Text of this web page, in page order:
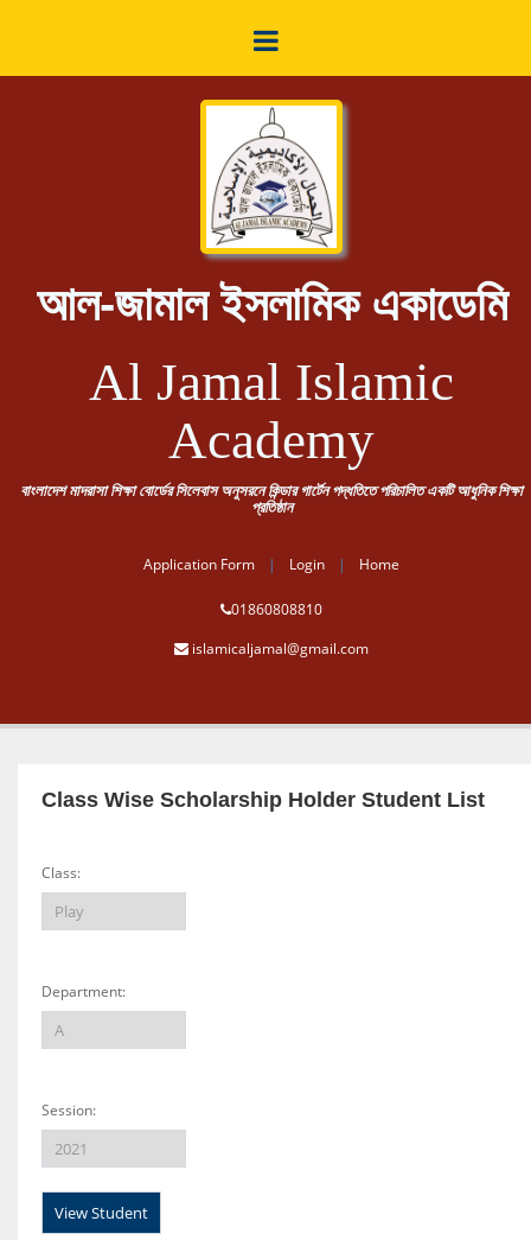
আল-জামাল ইসলামিক একাডেমি
Al Jamal Islamic
Academy
বাংলাদেশ মাদরাসা শিক্ষা বোর্ডের সিলেবাস অনুসরনে কিন্ডার গার্টেন পদ্ধতিতে পরিচালিত একটি আধুনিক শিক্ষা
প্রতিষ্ঠান
Application Form Login Home
01860808810
islamicaljamal@gmail.com
Class Wise Scholarship Holder Student List
Class:
Department:
Session: